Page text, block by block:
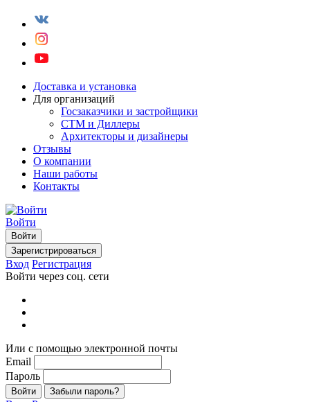
Доставка и установка
Для организаций
Госзаказчики и застройщики
СТМ и Диллеры
Архитекторы и дизайнеры
Отзывы
О компании
Наши работы
Контакты
Войти
Войти
Зарегистрироваться
Вход Регистрация
Войти через соц. сети
Или с помощью электронной почты
Email
Пароль
Войти Забыли пароль?